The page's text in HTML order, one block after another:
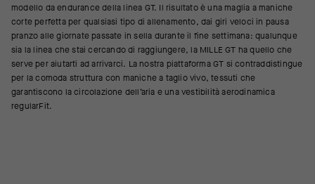
modello da endurance della linea GT. Il risultato è una maglia a maniche
corte perfetta per qualsiasi tipo di allenamento, dai giri veloci in pausa
pranzo alle giornate passate in sella durante il fine settimana: qualunque
sia la linea che stai cercando di raggiungere, la MILLE GT ha quello che
serve per aiutarti ad arrivarci. La nostra piattaforma GT si contraddistingue
per la comoda struttura con maniche a taglio vivo, tessuti che
garantiscono la circolazione dell’aria e una vestibilità aerodinamica
regularFit.